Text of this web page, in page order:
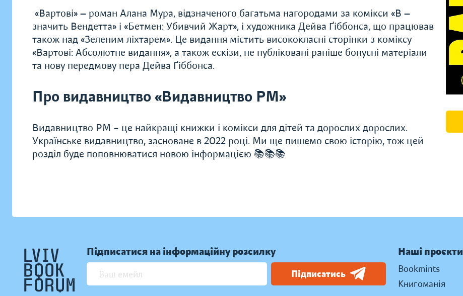
«Вартові» — роман Алана Мура, відзначеного багатьма нагородами за комікси «В —
значить Вендетта» і «Бетмен: Убивчий Жарт», і художника Дейва Ґіббонса, що працював
також над «Зеленим ліхтарем». Це видання містить висококласні сторінки з коміксу
«Вартові: Абсолютне видання», а також ескізи, не публіковані раніше бонусні матеріали
та нову передмову пера Дейва Ґіббонса.
Про видавництво «Видавництво РМ»
Видавництво РМ – це найкращі книжки і комікси для дітей та дорослих дорослих.
Українське видавництво, засноване в 2022 році. Ми ще пишемо свою історію, тож цей
розділ буде поповнюватися новою інформацією 📚📚📚
Підписатися на інформаційну розсилку
Підписатись
Наші проєкти
Bookmints
Книгоманія